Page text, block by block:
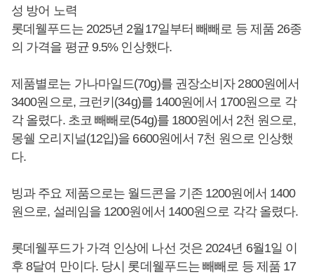
성 방어 노력
롯데웰푸드는 2025년 2월17일부터 빼빼로 등 제품 26종
의 가격을 평균 9.5% 인상했다.
제품별로는 가나마일드(70g)를 권장소비자 2800원에서
3400원으로, 크런키(34g)를 1400원에서 1700원으로 각
각 올렸다. 초코 빼빼로(54g)를 1800원에서 2천 원으로,
몽쉘 오리지널(12입)을 6600원에서 7천 원으로 인상했
다.
빙과 주요 제품으로는 월드콘을 기존 1200원에서 1400
원으로, 설레임을 1200원에서 1400원으로 각각 올렸다.
롯데웰푸드가 가격 인상에 나선 것은 2024년 6월1일 이
후 8달여 만이다. 당시 롯데웰푸드는 빼빼로 등 제품 17